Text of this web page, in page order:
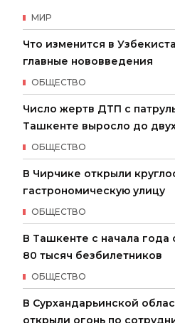
МИР
Что изменится в
главные нововведения
ОБЩЕСТВО
Число жертв ДТП с
Ташкенте выросло до
ОБЩЕСТВО
В Чирчике открыли
гастрономическую улицу
ОБЩЕСТВО
В Ташкенте с начала
80 тысяч безбилетников
ОБЩЕСТВО
В Сурхандарьинской
открыли огонь по